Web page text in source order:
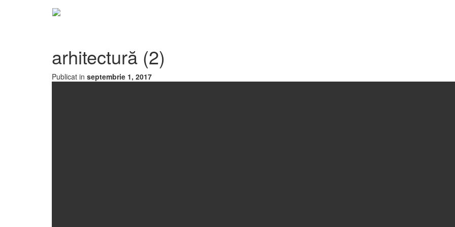
arhitectură (2)
Publicat in septembrie 1, 2017